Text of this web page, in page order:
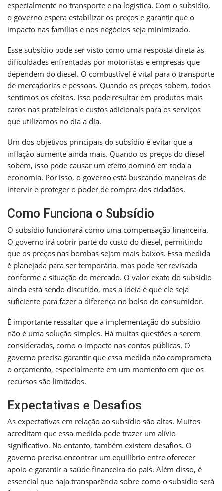
especialmente no transporte e na logística. Com o subsídio,
o governo espera estabilizar os preços e garantir que o
impacto nas famílias e nos negócios seja minimizado.
Esse subsídio pode ser visto como uma resposta direta às
dificuldades enfrentadas por motoristas e empresas que
dependem do diesel. O combustível é vital para o transporte
de mercadorias e pessoas. Quando os preços sobem, todos
sentimos os efeitos. Isso pode resultar em produtos mais
caros nas prateleiras e custos adicionais para os serviços
que utilizamos no dia a dia.
Um dos objetivos principais do subsídio é evitar que a
inflação aumente ainda mais. Quando os preços do diesel
sobem, isso pode causar um efeito dominó em toda a
economia. Por isso, o governo está buscando maneiras de
intervir e proteger o poder de compra dos cidadãos.
Como Funciona o Subsídio
O subsídio funcionará como uma compensação financeira.
O governo irá cobrir parte do custo do diesel, permitindo
que os preços nas bombas sejam mais baixos. Essa medida
é planejada para ser temporária, mas pode ser revisada
conforme a situação do mercado. O valor exato do subsídio
ainda está sendo discutido, mas a ideia é que ele seja
suficiente para fazer a diferença no bolso do consumidor.
É importante ressaltar que a implementação do subsídio
não é uma solução simples. Há muitas questões a serem
consideradas, como o impacto nas contas públicas. O
governo precisa garantir que essa medida não comprometa
o orçamento, especialmente em um momento em que os
recursos são limitados.
Expectativas e Desafios
As expectativas em relação ao subsídio são altas. Muitos
acreditam que essa medida pode trazer um alívio
significativo. No entanto, também existem desafios. O
governo precisa encontrar um equilíbrio entre oferecer
apoio e garantir a saúde financeira do país. Além disso, é
essencial que haja transparência sobre como o subsídio será